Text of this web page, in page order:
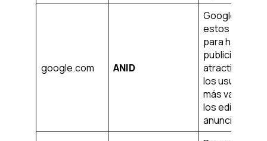
google.com ANID
Google utiliza
estos cookies
para hacer
publicidad más
atractiva para
los usuarios y
más valiosa
los editores y
anunciantes